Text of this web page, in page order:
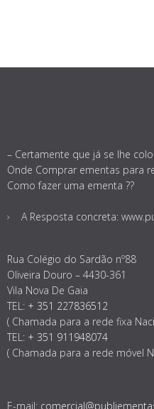
– Certamente que já se lhe
Onde Comprar ementas para
Como fazer uma ementa ??
A Resposta concreta:
Rua Colégio do Sardão nº88
Oliveira Douro – 4430-361
Vila Nova De Gaia
TEL: + 351 227836512
( Chamada para a rede fixa
TEL: + 351 911948074
( Chamada para a rede móvel
E-mail: